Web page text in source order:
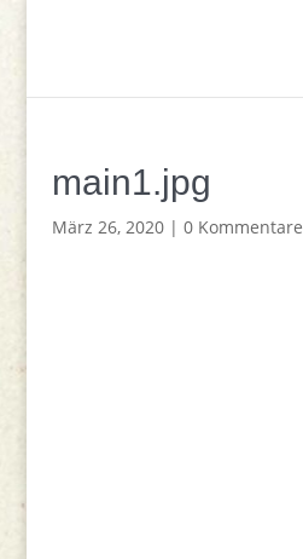
main1.jpg
März 26, 2020| 0 Kommentare